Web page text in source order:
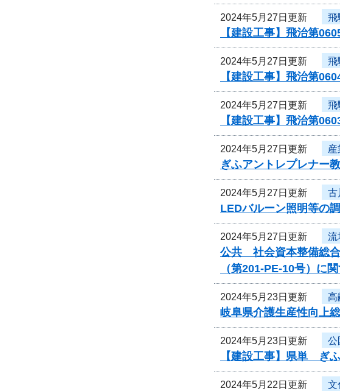
2024年5月27日更新 飛
【建設工事】飛治第
2024年5月27日更新 飛
【建設工事】飛治第
2024年5月27日更新 飛
【建設工事】飛治第
2024年5月27日更新 産
ぎふアントレプレナー
2024年5月27日更新 古
LEDバルーン照明等の
2024年5月27日更新 流
公共 社会資本整備総合
（第201-PE-10号）に
2024年5月23日更新 高
岐阜県介護生産性向上
2024年5月23日更新 公
【建設工事】県単 ぎ
2024年5月22日更新 文